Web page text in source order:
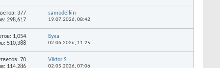
377
298,617
samodelkin
19.07.2026, 08:42
1,054
510,388
Бука
02.06.2026, 11:25
70
114,286
Viktor S
02.05.2026, 07:06